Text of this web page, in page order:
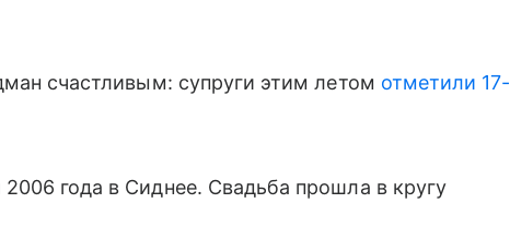
счастливым: супруги этим летом отметили 17-
года в Сиднее. Свадьба прошла в кругу